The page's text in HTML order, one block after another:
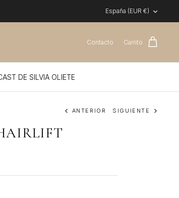
Moneda
España (EUR €)
Contacto Carrito
DE SILVIA OLIETE
ANTERIOR SIGUIENTE